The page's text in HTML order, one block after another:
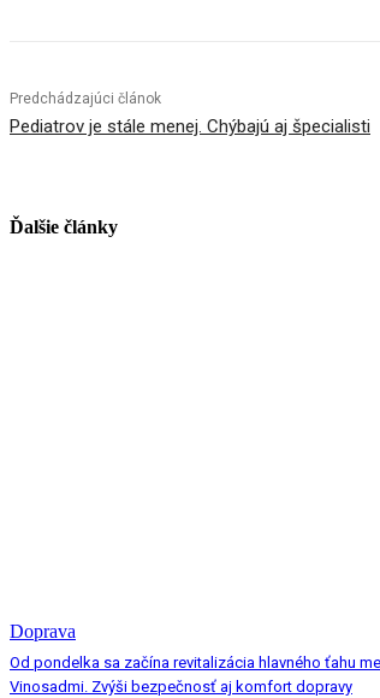
Predchádzajúci článok
Pediatrov je stále menej. Chýbajú aj špecialisti
Ďalšie články
Doprava
Od pondelka sa začína revitalizácia hlavného ťahu
Vinosadmi. Zvýši bezpečnosť aj komfort dopravy